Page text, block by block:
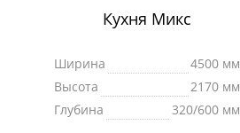
Кухня Микс
Ширина
4500 мм
Высота
2170 мм
Глубина
320/600 мм